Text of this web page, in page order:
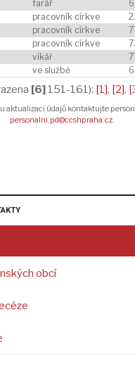
farář
pracovník církve
pracovník církve
pracovník církve
vikář
ve službě
[6] 151-161): [1], [2],
aktualizaci údajů kontaktujte
personalni.pd@ccshpraha.cz.
obcí